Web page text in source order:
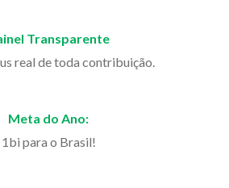
Transparente
real de toda contribuição.
Meta do Ano:
1bi para o Brasil!